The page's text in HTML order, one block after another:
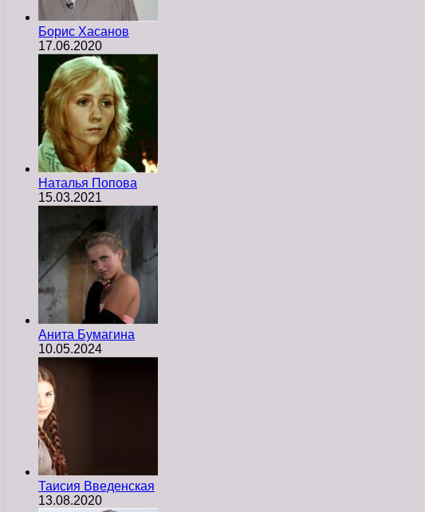
Борис Хасанов
17.06.2020
Наталья Попова
15.03.2021
Анита Бумагина
10.05.2024
Таисия Введенская
13.08.2020